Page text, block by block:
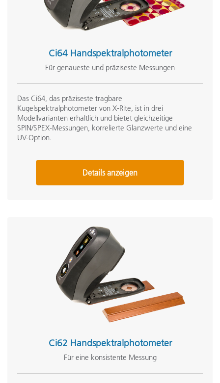
Ci64 Handspektralphotometer
Für genaueste und präziseste Messungen
Das Ci64, das präziseste tragbare
Kugelspektralphotometer von X-Rite, ist in drei
Modellvarianten erhältlich und bietet gleichzeitige
SPIN/SPEX-Messungen, korrelierte Glanzwerte und eine
UV-Option.
Details anzeigen
Ci62 Handspektralphotometer
Für eine konsistente Messung